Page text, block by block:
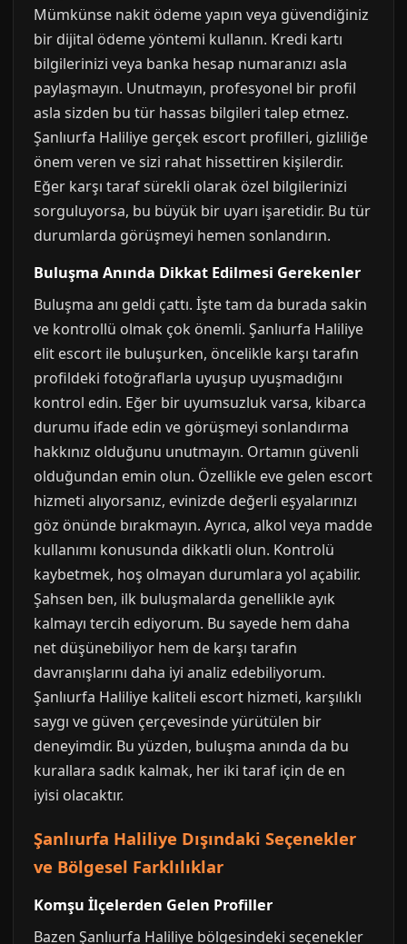
Mümkünse nakit ödeme yapın veya güvendiğiniz
bir dijital ödeme yöntemi kullanın. Kredi kartı
bilgilerinizi veya banka hesap numaranızı asla
paylaşmayın. Unutmayın, profesyonel bir profil
asla sizden bu tür hassas bilgileri talep etmez.
Şanlıurfa Haliliye gerçek escort profilleri, gizliliğe
önem veren ve sizi rahat hissettiren kişilerdir.
Eğer karşı taraf sürekli olarak özel bilgilerinizi
sorguluyorsa, bu büyük bir uyarı işaretidir. Bu tür
durumlarda görüşmeyi hemen sonlandırın.
Buluşma Anında Dikkat Edilmesi Gerekenler
Buluşma anı geldi çattı. İşte tam da burada sakin
ve kontrollü olmak çok önemli. Şanlıurfa Haliliye
elit escort ile buluşurken, öncelikle karşı tarafın
profildeki fotoğraflarla uyuşup uyuşmadığını
kontrol edin. Eğer bir uyumsuzluk varsa, kibarca
durumu ifade edin ve görüşmeyi sonlandırma
hakkınız olduğunu unutmayın. Ortamın güvenli
olduğundan emin olun. Özellikle eve gelen escort
hizmeti alıyorsanız, evinizde değerli eşyalarınızı
göz önünde bırakmayın. Ayrıca, alkol veya madde
kullanımı konusunda dikkatli olun. Kontrolü
kaybetmek, hoş olmayan durumlara yol açabilir.
Şahsen ben, ilk buluşmalarda genellikle ayık
kalmayı tercih ediyorum. Bu sayede hem daha
net düşünebiliyor hem de karşı tarafın
davranışlarını daha iyi analiz edebiliyorum.
Şanlıurfa Haliliye kaliteli escort hizmeti, karşılıklı
saygı ve güven çerçevesinde yürütülen bir
deneyimdir. Bu yüzden, buluşma anında da bu
kurallara sadık kalmak, her iki taraf için de en
iyisi olacaktır.
Şanlıurfa Haliliye Dışındaki Seçenekler
ve Bölgesel Farklılıklar
Komşu İlçelerden Gelen Profiller
Bazen Şanlıurfa Haliliye bölgesindeki seçenekler